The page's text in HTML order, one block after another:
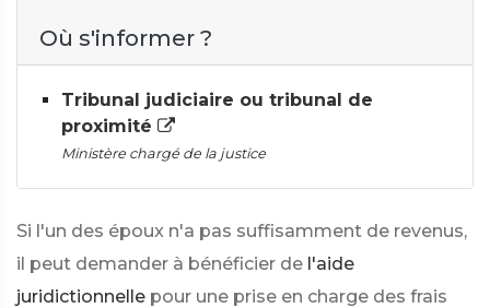
Où s'informer ?
Tribunal judiciaire ou tribunal de
proximité
Ministère chargé de la justice
Si l'un des époux n'a pas suffisamment de revenus,
il peut demander à bénéficier de l'aide
juridictionnelle pour une prise en charge des frais